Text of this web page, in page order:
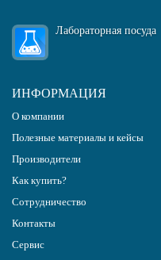
Лабораторная посуда
ИНФОРМАЦИЯ
О компании
Полезные материалы и кейсы
Производители
Как купить?
Сотрудничество
Контакты
Сервис